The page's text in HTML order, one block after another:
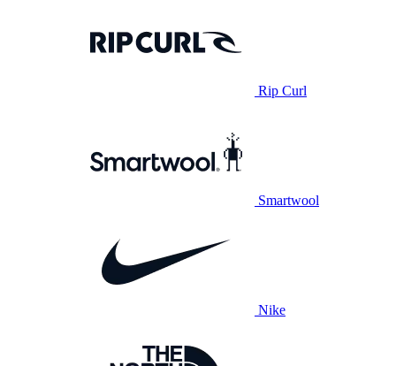
Rip Curl
Smartwool
Nike